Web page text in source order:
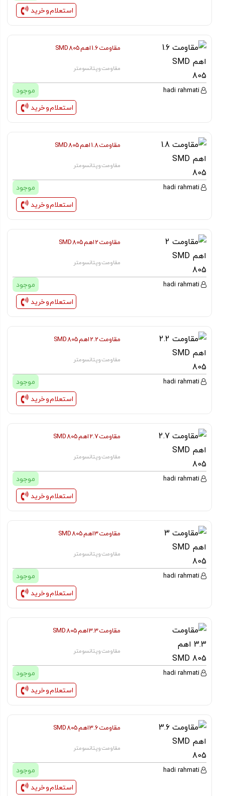
استعلام و خرید
مقاومت 1.6 اهم SMD 805
مقاومت و پتانسومتر
hadi rahmati موجود
استعلام و خرید
مقاومت 1.8 اهم SMD 805
مقاومت و پتانسومتر
hadi rahmati موجود
استعلام و خرید
مقاومت 2 اهم SMD 805
مقاومت و پتانسومتر
hadi rahmati موجود
استعلام و خرید
مقاومت 2.2 اهم SMD 805
مقاومت و پتانسومتر
hadi rahmati موجود
استعلام و خرید
مقاومت 2.7 اهم SMD 805
مقاومت و پتانسومتر
hadi rahmati موجود
استعلام و خرید
مقاومت 3 اهم SMD 805
مقاومت و پتانسومتر
hadi rahmati موجود
استعلام و خرید
مقاومت 3.3 اهم SMD 805
مقاومت و پتانسومتر
hadi rahmati موجود
استعلام و خرید
مقاومت 3.6 اهم SMD 805
مقاومت و پتانسومتر
hadi rahmati موجود
استعلام و خرید